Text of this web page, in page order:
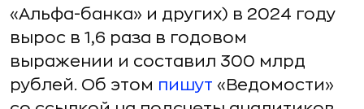
«Альфа-банка» и других) в 2024 году
вырос в 1,6 раза в годовом
выражении и составил 300 млрд
рублей. Об этом пишут «Ведомости»